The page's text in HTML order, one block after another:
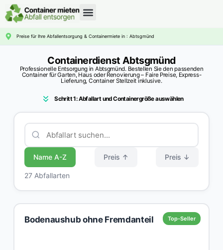
Preise für Ihre Abfallentsorgung & Containermiete in : Abtsgmünd
Containerdienst Abtsgmünd
Professionelle Entsorgung in Abtsgmünd. Bestellen Sie den passenden
Container für Garten, Haus oder Renovierung – Faire Preise, Express-
Lieferung, Container Stellzeit inklusive.
Schritt 1: Abfallart und Containergröße auswählen
Name A-Z Preis ↑ Preis ↓
27 Abfallarten
Top-Seller
Bodenaushub ohne Fremdanteil